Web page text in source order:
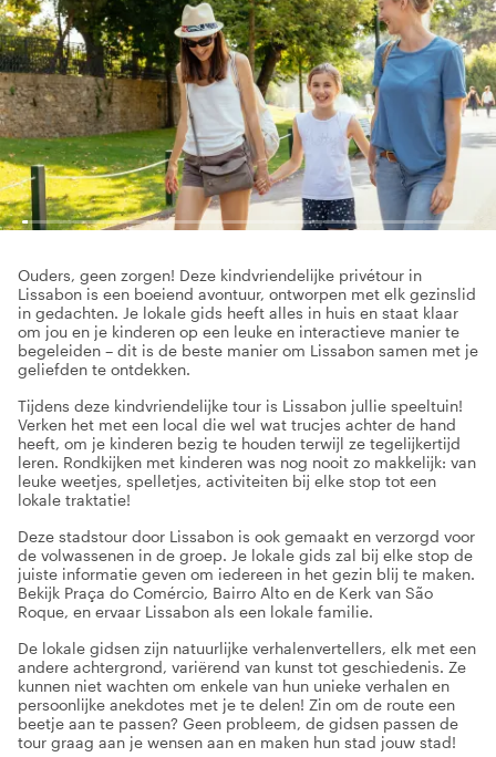
Ouders, geen zorgen! Deze kindvriendelijke privétour in
Lissabon is een boeiend avontuur, ontworpen met elk gezinslid
in gedachten. Je lokale gids heeft alles in huis en staat klaar
om jou en je kinderen op een leuke en interactieve manier te
begeleiden – dit is de beste manier om Lissabon samen met je
geliefden te ontdekken.
Tijdens deze kindvriendelijke tour is Lissabon jullie speeltuin!
Verken het met een local die wel wat trucjes achter de hand
heeft, om je kinderen bezig te houden terwijl ze tegelijkertijd
leren. Rondkijken met kinderen was nog nooit zo makkelijk: van
leuke weetjes, spelletjes, activiteiten bij elke stop tot een
lokale traktatie!
Deze stadstour door Lissabon is ook gemaakt en verzorgd voor
de volwassenen in de groep. Je lokale gids zal bij elke stop de
juiste informatie geven om iedereen in het gezin blij te maken.
Bekijk Praça do Comércio, Bairro Alto en de Kerk van São
Roque, en ervaar Lissabon als een lokale familie.
De lokale gidsen zijn natuurlijke verhalenvertellers, elk met een
andere achtergrond, variërend van kunst tot geschiedenis. Ze
kunnen niet wachten om enkele van hun unieke verhalen en
persoonlijke anekdotes met je te delen! Zin om de route een
beetje aan te passen? Geen probleem, de gidsen passen de
tour graag aan je wensen aan en maken hun stad jouw stad!